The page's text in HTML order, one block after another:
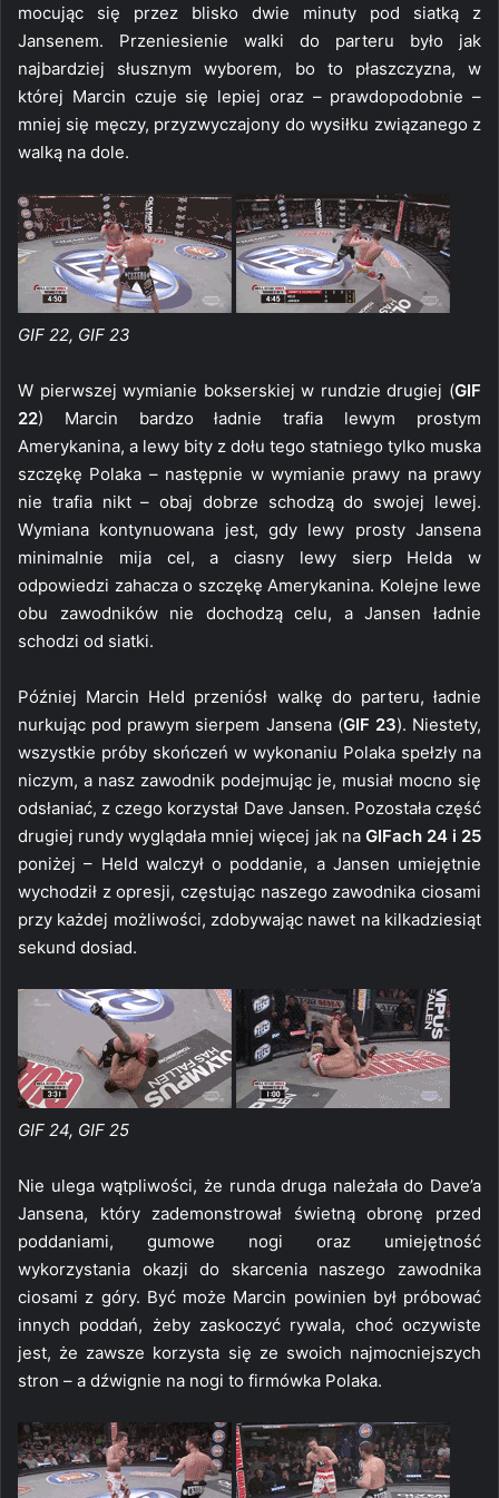
mocując się przez blisko dwie minuty pod siatką z
Jansenem. Przeniesienie walki do parteru było jak
najbardziej słusznym wyborem, bo to płaszczyzna, w
której Marcin czuje się lepiej oraz – prawdopodobnie –
mniej się męczy, przyzwyczajony do wysiłku związanego z
walką na dole.
GIF 22, GIF 23
W pierwszej wymianie bokserskiej w rundzie drugiej (GIF
22) Marcin bardzo ładnie trafia lewym prostym
Amerykanina, a lewy bity z dołu tego statniego tylko muska
szczękę Polaka – następnie w wymianie prawy na prawy
nie trafia nikt – obaj dobrze schodzą do swojej lewej.
Wymiana kontynuowana jest, gdy lewy prosty Jansena
minimalnie mija cel, a ciasny lewy sierp Helda w
odpowiedzi zahacza o szczękę Amerykanina. Kolejne lewe
obu zawodników nie dochodzą celu, a Jansen ładnie
schodzi od siatki.
Później Marcin Held przeniósł walkę do parteru, ładnie
nurkując pod prawym sierpem Jansena (GIF 23). Niestety,
wszystkie próby skończeń w wykonaniu Polaka spełzły na
niczym, a nasz zawodnik podejmując je, musiał mocno się
odsłaniać, z czego korzystał Dave Jansen. Pozostała część
drugiej rundy wyglądała mniej więcej jak na GIFach 24 i 25
poniżej – Held walczył o poddanie, a Jansen umiejętnie
wychodził z opresji, częstując naszego zawodnika ciosami
przy każdej możliwości, zdobywając nawet na kilkadziesiąt
sekund dosiad.
GIF 24, GIF 25
Nie ulega wątpliwości, że runda druga należała do Dave’a
Jansena, który zademonstrował świetną obronę przed
poddaniami, gumowe nogi oraz umiejętność
wykorzystania okazji do skarcenia naszego zawodnika
ciosami z góry. Być może Marcin powinien był próbować
innych poddań, żeby zaskoczyć rywala, choć oczywiste
jest, że zawsze korzysta się ze swoich najmocniejszych
stron – a dźwignie na nogi to firmówka Polaka.